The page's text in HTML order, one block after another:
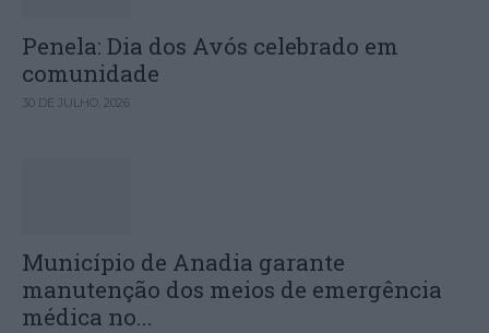
Penela: Dia dos Avós celebrado em
comunidade
30 DE JULHO, 2026
Município de Anadia garante
manutenção dos meios de emergência
médica no...